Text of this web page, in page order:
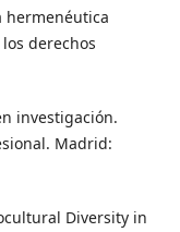
hermenéutica
derechos
investigación.
Madrid:
Diversity in